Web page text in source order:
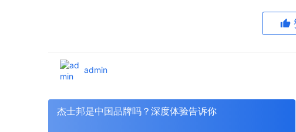
admin
杰士邦是中国品牌吗？深度体验告诉你